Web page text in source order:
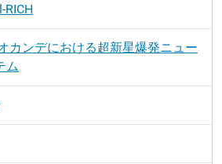
RICH
カンデにおける超新星爆発ニュー
ム